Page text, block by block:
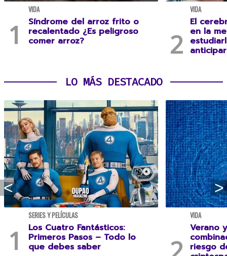
VIDA
Síndrome del arroz frito o
recalentado ¿Es peligroso
comer arroz?
VIDA
El
en la
LO MÁS DESTACADO
SERIES Y PELÍCULAS
Los Cuatro Fantásticos:
Primeros Pasos – Todo lo
que debes saber
VIDA
Verano
riesgo